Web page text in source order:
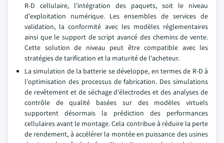
R-D cellulaire, l'intégration des paquets, soit le niveau
d'exploitation numérique. Les ensembles de services de
validation, la conformité avec les modèles réglementaires
ainsi que le support de script avancé des chemins de vente.
Cette solution de niveau peut être compatible avec les
stratégies de tarification et la maturité de l'acheteur.
La simulation de la batterie se développe, en termes de R-D à
l'optimisation des processus de fabrication. Des simulations
de revêtement et de séchage d'électrodes et des analyses de
contrôle de qualité basées sur des modèles virtuels
supportent désormais la prédiction des performances
cellulaires avant le montage. Cela contribue à réduire la perte
de rendement, à accélérer la montée en puissance des usines